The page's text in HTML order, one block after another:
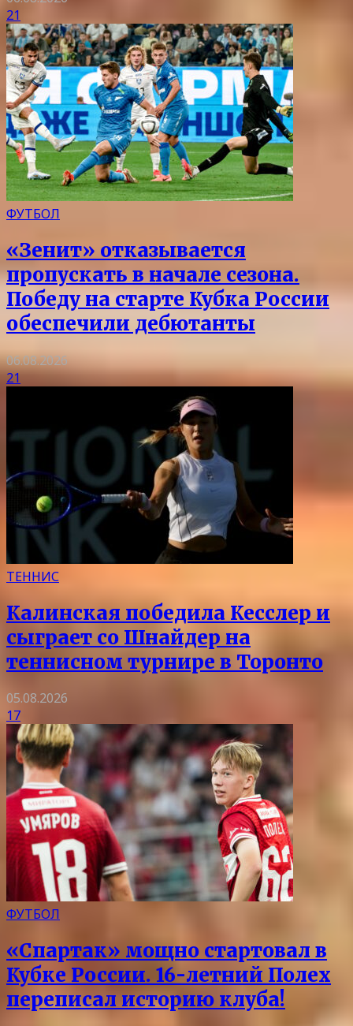
21
ФУТБОЛ
«Зенит» отказывается
пропускать в начале сезона.
Победу на старте Кубка России
обеспечили дебютанты
06.08.2026
21
ТЕННИС
Калинская победила Кесслер и
сыграет со Шнайдер на
теннисном турнире в Торонто
05.08.2026
17
ФУТБОЛ
«Спартак» мощно стартовал в
Кубке России. 16-летний Полех
переписал историю клуба!